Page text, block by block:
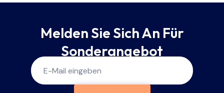
Melden Sie Sich An Für
Sonderangebot